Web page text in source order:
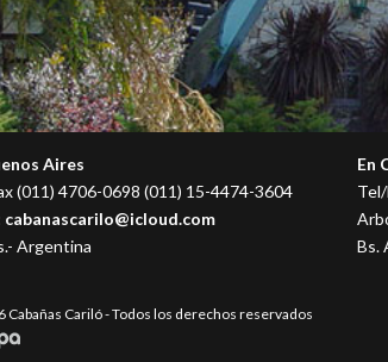
Aires
(011) 4706-0698 (011) 15-4474-3604
cabanascarilo@icloud.com
Argentina
En
Bs.
Cabañas Cariló - Todos los derechos reservados